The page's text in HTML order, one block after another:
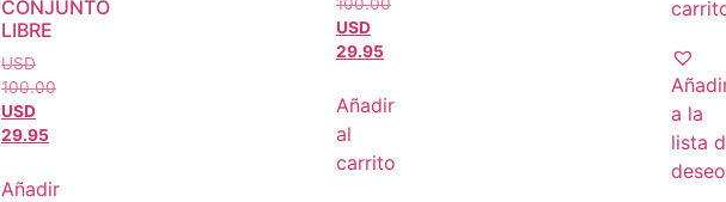
CONJUNTO
LIBRE
USD
100.00
USD
29.95
Añadir
USD
29.95
Añadir
al
carrito
a la
lista